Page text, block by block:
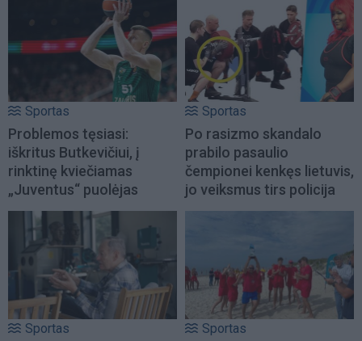
Sportas
Problemos tęsiasi:
iškritus Butkevičiui, į
rinktinę kviečiamas
„Juventus“ puolėjas
Sportas
Po rasizmo skandalo
prabilo pasaulio
čempionei kenkęs lietuvis,
jo veiksmus tirs policija
Sportas Sportas